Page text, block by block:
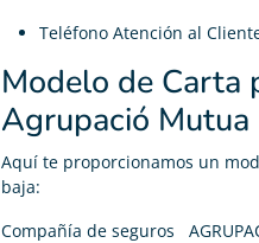
Teléfono Atención al
Modelo de Carta
Agrupació Mutua
Aquí te proporcionamos un
baja:
Compañía de seguros